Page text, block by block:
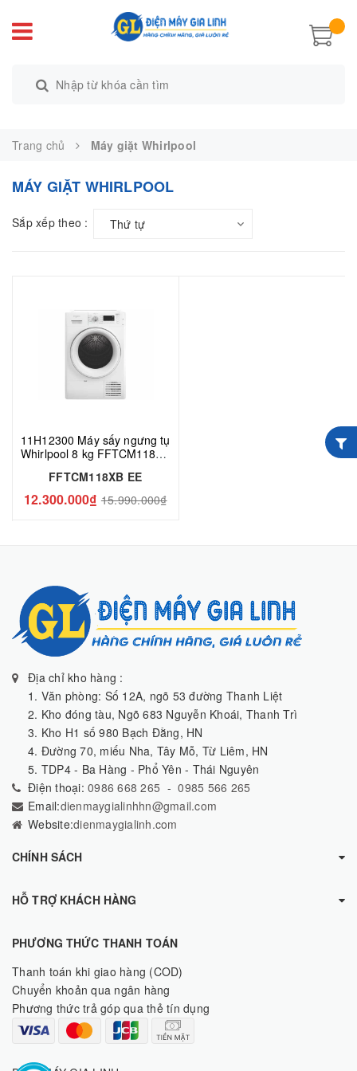
Trang chủ Máy giặt Whirlpool
MÁY GIẶT WHIRLPOOL
Sắp xếp theo : Thứ tự
11H12300 Máy sấy ngưng tụ
Whirlpool 8 kg FFTCM118XB
FFTCM118XB EE
12.300.000₫ 15.990.000₫
Địa chỉ kho hàng :
1. Văn phòng: Số 12A, ngõ 53 đường Thanh Liệt
2. Kho đóng tàu, Ngõ 683 Nguyễn Khoái, Thanh Trì
3. Kho H1 số 980 Bạch Đằng, HN
4. Đường 70, miếu Nha, Tây Mỗ, Từ Liêm, HN
5. TDP4 - Ba Hàng - Phổ Yên - Thái Nguyên
Điện thoại: 0986 668 265 -0985 566 265
Email:dienmaygialinhhn@gmail.com
Website:dienmaygialinh.com
CHÍNH SÁCH
HỖ TRỢ KHÁCH HÀNG
PHƯƠNG THỨC THANH TOÁN
Thanh toán khi giao hàng (COD)
Chuyển khoản qua ngân hàng
Phương thức trả góp qua thẻ tín dụng